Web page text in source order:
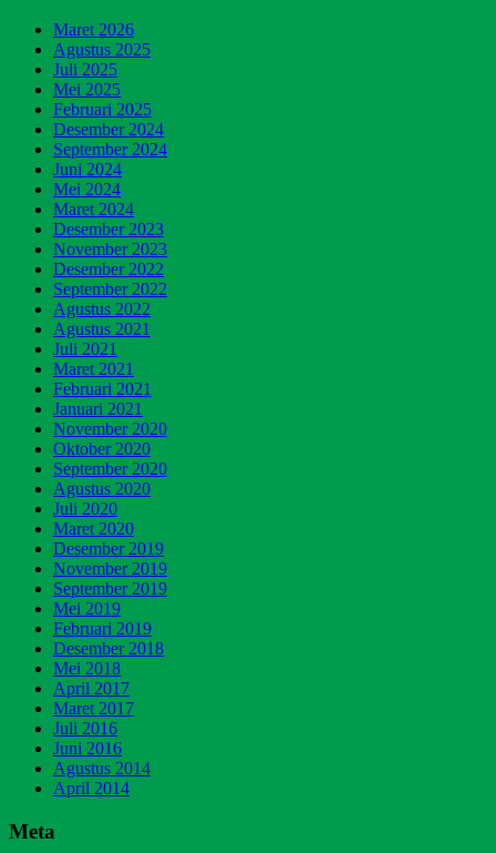
Maret 2026
Agustus 2025
Juli 2025
Mei 2025
Februari 2025
Desember 2024
September 2024
Juni 2024
Mei 2024
Maret 2024
Desember 2023
November 2023
Desember 2022
September 2022
Agustus 2022
Agustus 2021
Juli 2021
Maret 2021
Februari 2021
Januari 2021
November 2020
Oktober 2020
September 2020
Agustus 2020
Juli 2020
Maret 2020
Desember 2019
November 2019
September 2019
Mei 2019
Februari 2019
Desember 2018
Mei 2018
April 2017
Maret 2017
Juli 2016
Juni 2016
Agustus 2014
April 2014
Meta